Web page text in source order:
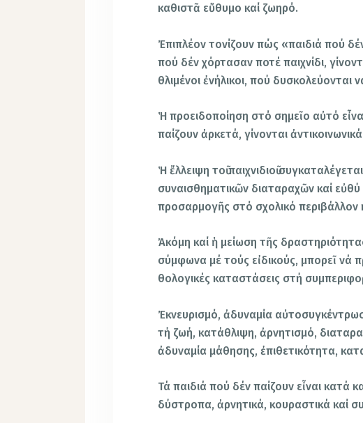
καθιστᾶ εὔθυμο καί ζωηρό.
Ἐπιπλέον τονίζουν πώς «παιδιά πού
πού δέν χόρτασαν ποτέ παιχνίδι,
θλιμένοι ἐνήλικοι, πού δυσκολεύονται
Ἡ προειδοποίηση στό σημεῖο αὐτό
παίζουν ἀρκετά, γίνονται
Ἡ ἔλλειψη τοῦ παιχνιδιοῦ
συναισθηματικῶν διαταραχῶν καί εὐθύ
προσαρμογῆς στό σχολικό περιβάλλον
Ἀκόμη καί ἡ μείωση τῆς δραστηριότητας
σύμφωνα μέ τούς εἰδικούς, μπορεῖ νά
θολογικές καταστάσεις στή
Ἐκνευρισμό, ἀδυναμία
τή ζωή, κατάθλιψη, ἀρνητισμό,
ἀδυναμία μάθησης, ἐπιθετικότητα,
Τά παιδιά πού δέν παίζουν εἶναι κατά
δύστροπα, ἀρνητικά, κουραστικά καί